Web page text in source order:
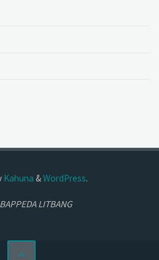
Kahuna &WordPress.
LITBANG